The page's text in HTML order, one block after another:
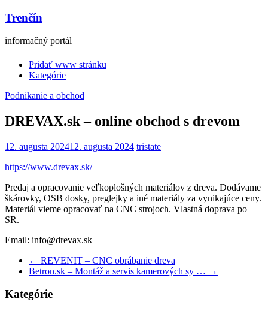
Trenčín
informačný portál
Pridať www stránku
Kategórie
Podnikanie a obchod
DREVAX.sk – online obchod s drevom
12. augusta 202412. augusta 2024 tristate
https://www.drevax.sk/
Predaj a opracovanie veľkoplošných materiálov z dreva. Dodávame
škárovky, OSB dosky, preglejky a iné materiály za vynikajúce ceny.
Materiál vieme opracovať na CNC strojoch. Vlastná doprava po
SR.
Email: info@drevax.sk
← REVENIT – CNC obrábanie dreva
Betron.sk – Montáž a servis kamerových sy … →
Kategórie